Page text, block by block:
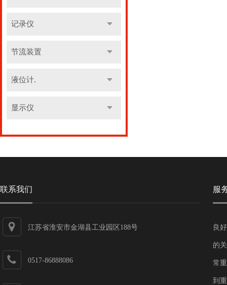
记录仪
节流装置
液位计.
显示仪
联系我们
江苏省淮安市金湖县工业园区188号
0517-86888086
服
良
的
常
到